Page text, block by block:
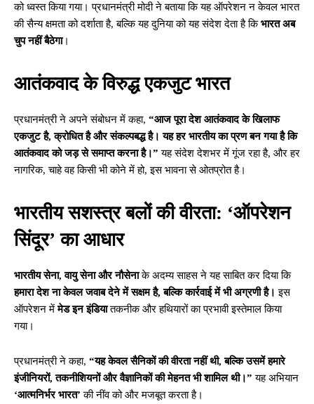
को ध्वस्त किया गया। प्रधानमंत्री मोदी ने बताया कि यह ऑपरेशन न केवल भारत
की सैन्य क्षमता को दर्शाता है, बल्कि यह दुनिया को यह संदेश देता है किभारत अब
चुप नहीं बैठेगा।
आतंकवाद के विरुद्ध एकजुट भारत
प्रधानमंत्री ने अपने संबोधन में कहा, “आज पूरा देश आतंकवाद के खिलाफ
एकजुट है, क्रोधित है और संकल्पबद्ध है। यह हर भारतीय का प्रण बन गया है कि
आतंकवाद को जड़ से समाप्त करना है।” यह संदेश देशभर में गूंज रहा है, और हर
नागरिक, चाहे वह किसी भी कोने में हो, इस भावना से ओतप्रोत है।
भारतीय सशस्त्र बलों की वीरता: ‘ऑपरेशन
सिंदूर’ का आधार
भारतीय सेना, वायु सेना और नौसेनाके अदम्य साहस ने यह साबित कर दिया कि
हमारा देश ना केवल जवाब देने में सक्षम है, बल्कि कार्रवाई में भी अग्रणी है। इस
ऑपरेशन मेंमेड इन इंडियातकनीक और हथियारों का प्रभावी इस्तेमाल किया
गया।
प्रधानमंत्री ने कहा, “यह केवल सैनिकों की वीरता नहीं थी, बल्कि उसमें हमारे
इंजीनियरों, तकनीशियनों और वैज्ञानिकों की मेहनत भी शामिल थी।” यह अभियान
‘आत्मनिर्भर भारत’ की नींव को और मजबूत करता है।